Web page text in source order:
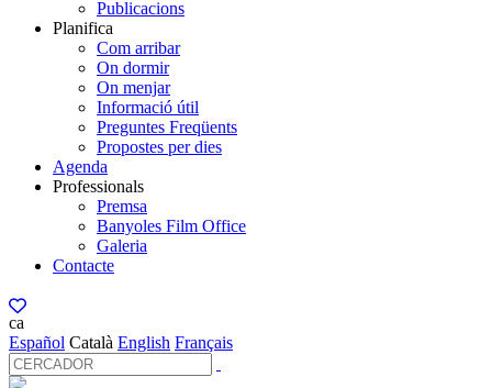
Publicacions
Planifica
Com arribar
On dormir
On menjar
Informació útil
Preguntes Freqüents
Propostes per dies
Agenda
Professionals
Premsa
Banyoles Film Office
Galeria
Contacte
ca
Español Català English Français